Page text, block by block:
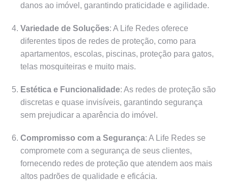
danos ao imóvel, garantindo praticidade e agilidade.
Variedade de Soluções: A Life Redes oferece
diferentes tipos de redes de proteção, como para
apartamentos, escolas, piscinas, proteção para gatos,
telas mosquiteiras e muito mais.
Estética e Funcionalidade: As redes de proteção são
discretas e quase invisíveis, garantindo segurança
sem prejudicar a aparência do imóvel.
Compromisso com a Segurança: A Life Redes se
compromete com a segurança de seus clientes,
fornecendo redes de proteção que atendem aos mais
altos padrões de qualidade e eficácia.